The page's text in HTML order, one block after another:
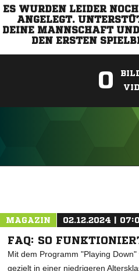
ES WURDEN LEIDER
ANGELEGT.
DEINE MANNSCHAFT
DEN ERSTEN
0
MAGAZIN 02.12.2024 |
FAQ: SO
Mit dem Programm "Playing
gezielt in einer niedrigeren